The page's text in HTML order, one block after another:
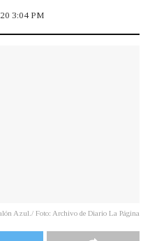
3:04 PM
Azul./ Foto: Archivo de Diario La Página